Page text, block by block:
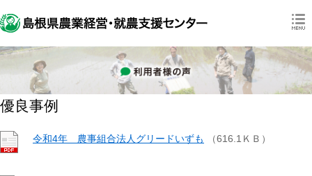
優良事例
令和4年 農事組合法人グリードいずも （616.1ＫＢ）